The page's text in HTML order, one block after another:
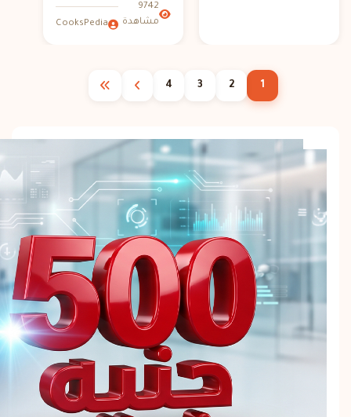
9742
مشاهدة
CooksPedia
1
2
3
4